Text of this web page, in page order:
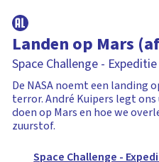
Landen op Mars
Space Challenge -
De NASA noemt een landing
terror. André Kuipers legt
doen op Mars en hoe we
zuurstof.
Space Challenge -